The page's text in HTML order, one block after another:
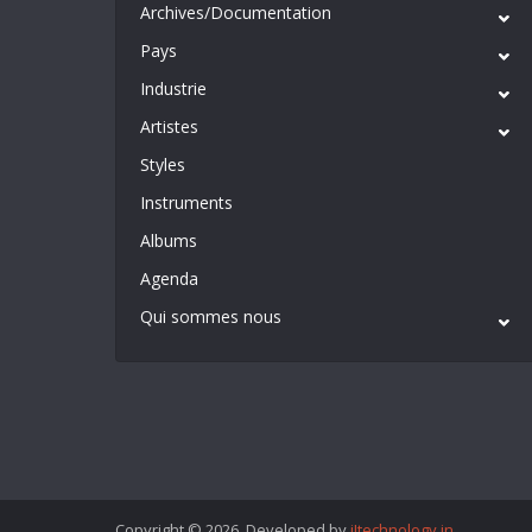
Archives/Documentation
Pays
Industrie
Artistes
Styles
Instruments
Albums
Agenda
Qui sommes nous